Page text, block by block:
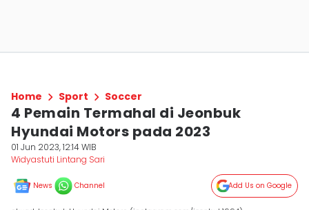
Home Sport Soccer
4 Pemain Termahal di Jeonbuk
Hyundai Motors pada 2023
01 Jun 2023, 12:14 WIB
Widyastuti Lintang Sari
News Channel Add Us on Google